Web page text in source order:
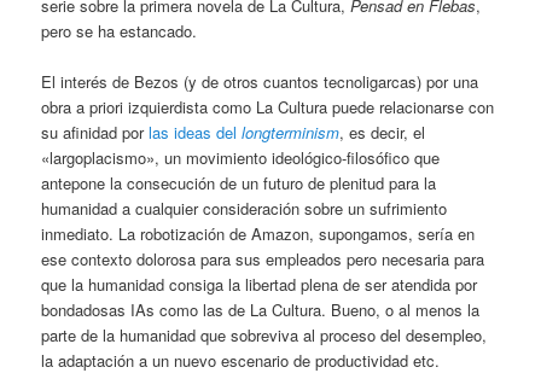
serie sobre la primera novela de La Cultura,Pensad en Flebas,
pero se ha estancado.
El interés de Bezos (y de otros cuantos tecnoligarcas) por una
obra a priori izquierdista como La Cultura puede relacionarse con
su afinidad porlas ideas dellongterminism, es decir, el
«largoplacismo», un movimiento ideológico-filosófico que
antepone la consecución de un futuro de plenitud para la
humanidad a cualquier consideración sobre un sufrimiento
inmediato. La robotización de Amazon, supongamos, sería en
ese contexto dolorosa para sus empleados pero necesaria para
que la humanidad consiga la libertad plena de ser atendida por
bondadosas IAs como las de La Cultura. Bueno, o al menos la
parte de la humanidad que sobreviva al proceso del desempleo,
la adaptación a un nuevo escenario de productividad etc.